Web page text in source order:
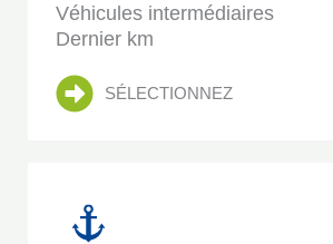
Véhicules intermédiaires
Dernier km
SÉLECTIONNEZ